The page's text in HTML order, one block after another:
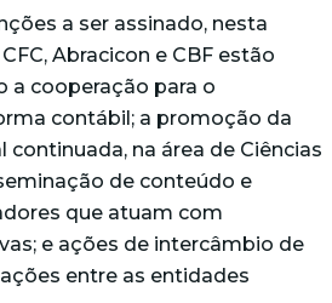
a ser assinado, nesta
Abracicon e CBF estão
a cooperação para o
contábil; a promoção da
na área de Ciências
de conteúdo e
que atuam com
e ações de intercâmbio de
entre as entidades